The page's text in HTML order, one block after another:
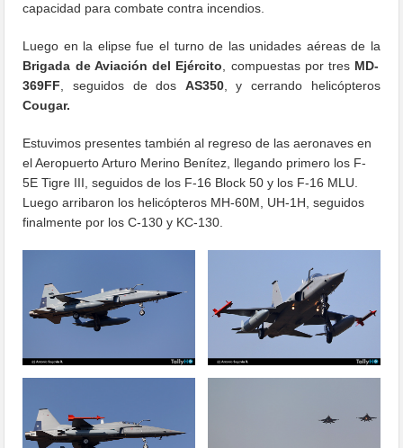
capacidad para combate contra incendios.
Luego en la elipse fue el turno de las unidades aéreas de la
Brigada de Aviación del Ejército , compuestas por tres MD-
369FF , seguidos de dos AS350, y cerrando helicópteros
Cougar.
Estuvimos presentes también al regreso de las aeronaves en
el Aeropuerto Arturo Merino Benítez, llegando primero los F-
5E Tigre III, seguidos de los F-16 Block 50 y los F-16 MLU.
Luego arribaron los helicópteros MH-60M, UH-1H, seguidos
finalmente por los C-130 y KC-130.